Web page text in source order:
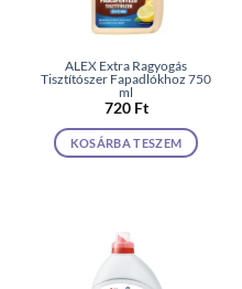
ALEX Extra Ragyogás
Tisztítószer Fapadlókhoz 750
ml
720 Ft
KOSÁRBA TESZEM